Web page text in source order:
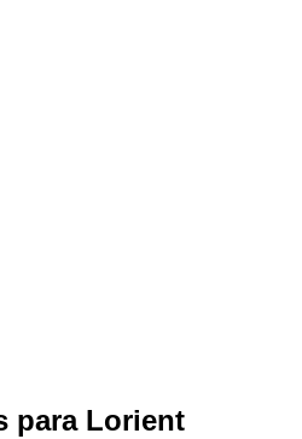
para Lorient